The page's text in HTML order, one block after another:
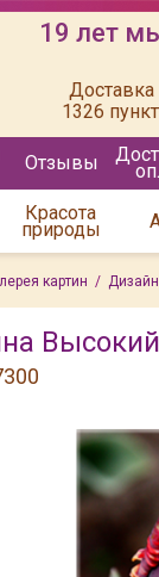
19 лет
Доставка
1326
Красота
природы
Отзывы
картин /